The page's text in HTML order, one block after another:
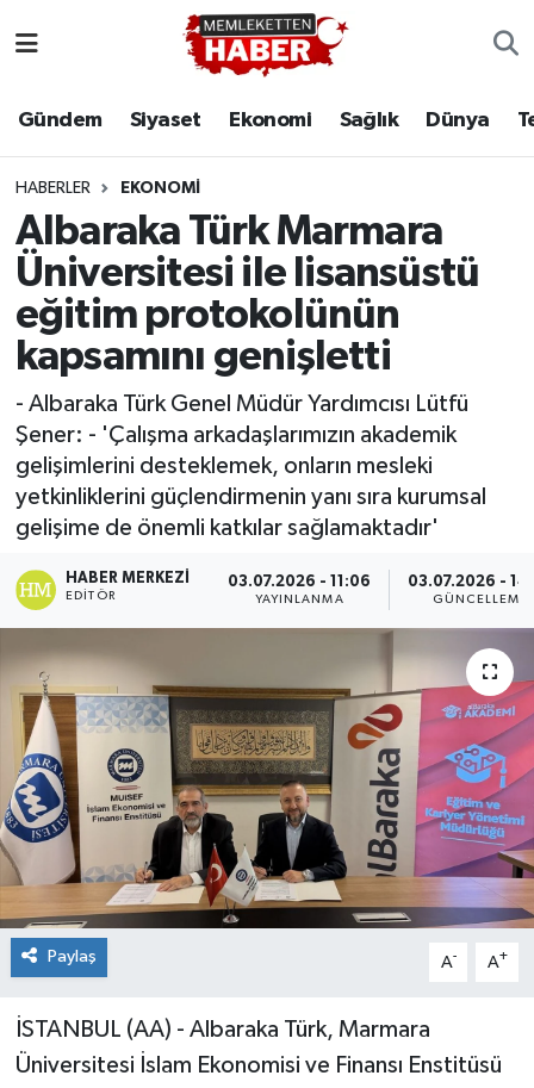
Gündem Siyaset Ekonomi Sağlık Dünya
HABERLER EKONOMI
Albaraka Türk Marmara
Üniversitesi ile lisansüstü
eğitim protokolünün
kapsamını genişletti
- Albaraka Türk Genel Müdür Yardımcısı Lütfü
Şener: - 'Çalışma arkadaşlarımızın akademik
gelişimlerini desteklemek, onların mesleki
yetkinliklerini güçlendirmenin yanı sıra kurumsal
gelişime de önemli katkılar sağlamaktadır'
HABER MERKEZI
EDITÖR
03.07.2026 - 11:06
YAYINLANMA
03.07.2026 -
GÜNCELLEME
Paylaş A- A+
İSTANBUL (AA) - Albaraka Türk, Marmara
Üniversitesi İslam Ekonomisi ve Finansı Enstitüsü